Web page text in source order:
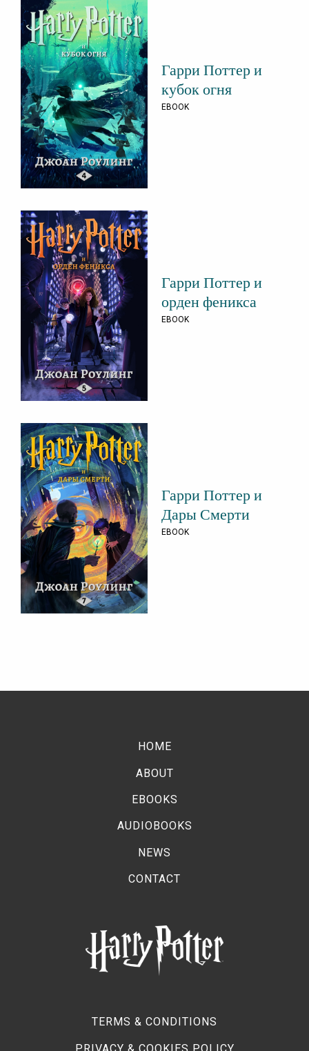
Гарри Поттер и
кубок огня
EBOOK
Гарри Поттер и
орден феникса
EBOOK
Гарри Поттер и
Дары Смерти
EBOOK
HOME
ABOUT
EBOOKS
AUDIOBOOKS
NEWS
CONTACT
TERMS & CONDITIONS